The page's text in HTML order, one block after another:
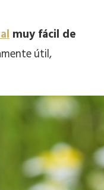
muy fácil de
útil,